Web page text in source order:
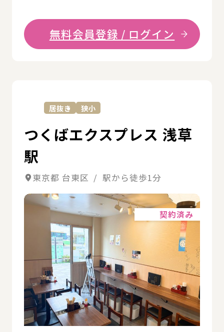
無料会員登録 / ログイン
居抜き 狭小
つくばエクスプレス 浅草
駅
東京都 台東区 / 駅から徒歩1分
契約済み